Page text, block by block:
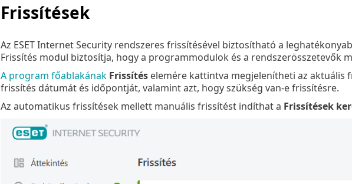
Frissítések
Az ESET Internet Security rendszeres frissítésével biztosítható a
Frissítés modul biztosítja, hogy a programmodulok és a rendszerösszetevők
A program főablakának Frissítéselemére kattintva megjelenítheti az aktuális
frissítés dátumát és időpontját, valamint azt, hogy szükség van-e frissítésre.
Az automatikus frissítések mellett manuális frissítést indíthat a Frissítések